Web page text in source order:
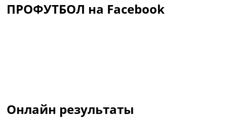
ПРОФУТБОЛ на Facebook
Онлайн результаты